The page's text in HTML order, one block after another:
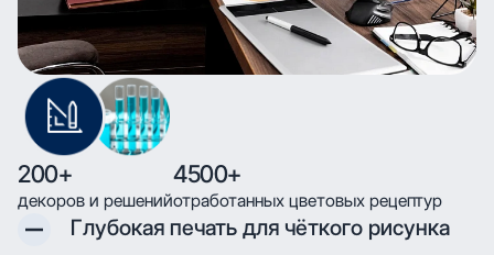
200+
декоров и решений
4500+
отработанных цветовых рецептур
Глубокая печать для чёткого рисунка